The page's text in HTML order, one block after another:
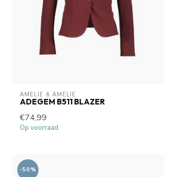
AMELIE & AMELIE
ADEGEM B511 BLAZER
€74,99
Op voorraad
-50%